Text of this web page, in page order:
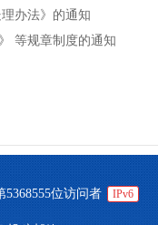
办法》的通知
等规章制度的通知
5368555位访问者 IPv6